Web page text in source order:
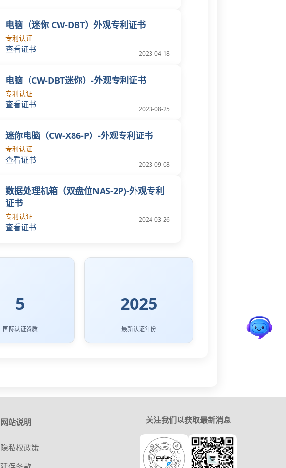
2023-04-18
电脑（迷你 CW-DBT）外观专利证书
专利认证
查看证书
2023-08-25
电脑（CW-DBT迷你）-外观专利证书
专利认证
查看证书
2023-09-08
迷你电脑（CW-X86-P）-外观专利证书
专利认证
查看证书
2024-03-26
数据处理机箱（双盘位NAS-2P)-外观专利
证书
专利认证
查看证书
5
国际认证资质
2025
最新认证年份
网站说明
隐私权政策
关注我们以获取最新消息